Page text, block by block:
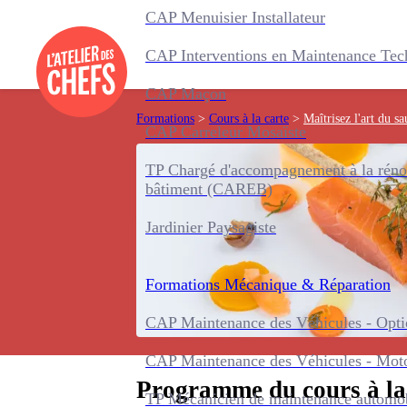
CAP Menuisier Installateur
CAP Interventions en Maintenance
CAP Maçon
CAP Carreleur Mosaïste
TP Chargé d'accompagnement à la
bâtiment (CAREB)
Jardinier Paysagiste
Formations Mécanique & Réparation
CAP Maintenance des Véhicules -
CAP Maintenance des Véhicules -
TP Mécanicien de maintenance
Formations > Cours à la carte > Maîtrisez l'art du
Programme du cours à